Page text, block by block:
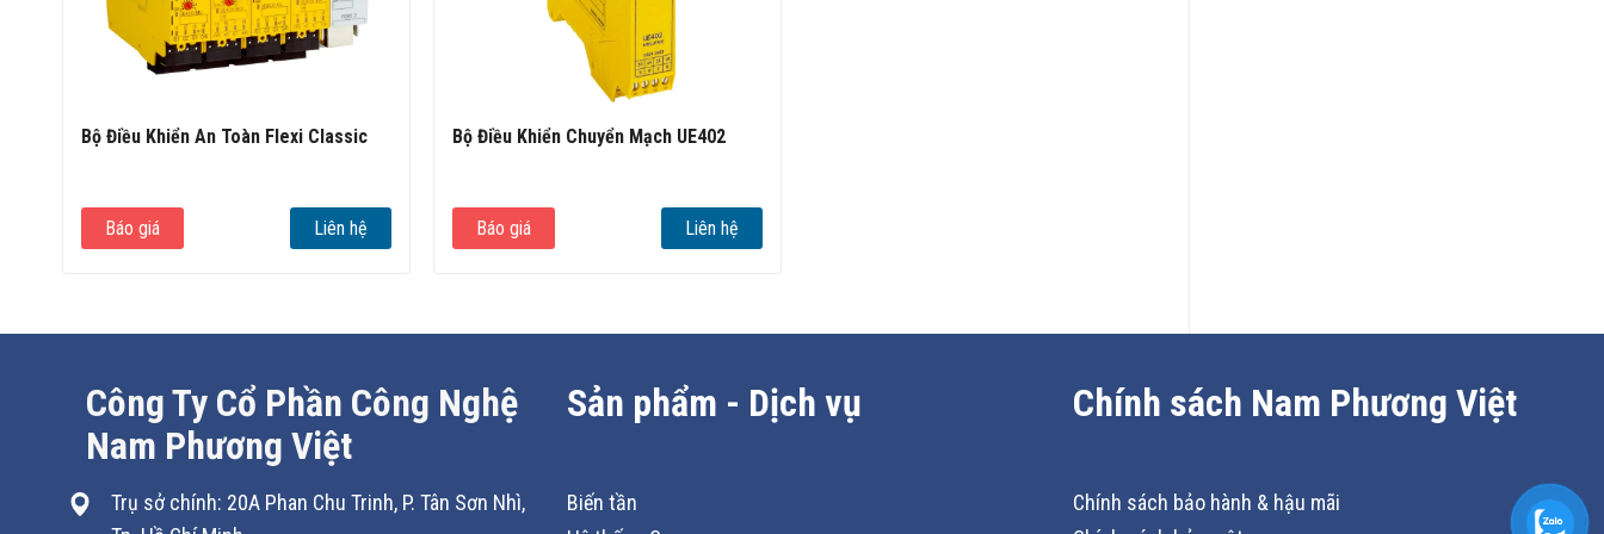
Bộ Điều Khiển An Toàn Flexi Classic
Báo giá Liên hệ
Bộ Điều Khiển Chuyển Mạch UE402
Báo giá Liên hệ
Công Ty Cổ Phần Công Nghệ
Nam Phương Việt
Sản phẩm - Dịch vụ Chính sách Nam Phương Việt
Trụ sở chính: 20A Phan Chu Trinh, P. Tân Sơn Nhì,
Biến tần
Chính sách bảo hành & hậu mãi